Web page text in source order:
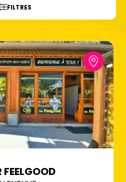
FILTRES
FEELGOOD